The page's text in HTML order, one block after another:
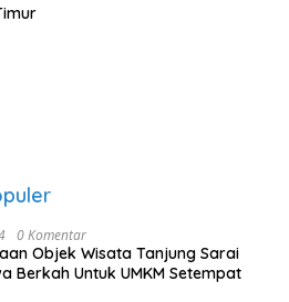
0 Komentar
Objek Wisata Tanjung Sarai
Berkah Untuk UMKM Setempat